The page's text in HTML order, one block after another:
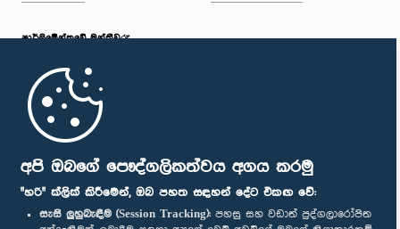
අපි ඔබගේ පෞද්ගලිකත්වය අගය කරමු
"හරි" ක්ලික් කිරීමෙන්, ඔබ පහත සඳහන් දේට එකඟ වේ:
සැසි ලුහුබැඳීම (Session Tracking): පහසු සහ වඩාත් පුද්ගලාරෝපිත
පාර්ලි‌මේන්තුවේ මන්ත්‍රීවරු
මුල් පිටුව
පාර්ලිමේන්තු ජංගම යෙදුම